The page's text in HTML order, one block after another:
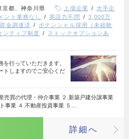
京都、神奈川県 上場企業
大手企
ント業務なし 英語力不問
3,000万
金調達済
ポテンシャル採用（未経験
ンティブ制度
ストックオプションあ
行っていただきます。
トしますのでご安心くだ
売買の代理・仲介事業 ２.新築戸建分譲事業
事業 ４.不動産投資事業 ５…
詳細へ